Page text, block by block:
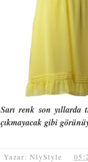
Sarı renk son yıllarda
çıkmayacak gibi
Yazar: NlyStyle